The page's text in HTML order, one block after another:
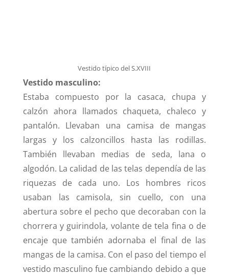
Vestido típico del S.XVIII
Vestido masculino:
Estaba compuesto por la casaca, chupa y
calzón ahora llamados chaqueta, chaleco y
pantalón. Llevaban una camisa de mangas
largas y los calzoncillos hasta las rodillas.
También llevaban medias de seda, lana o
algodón. La calidad de las telas dependía de las
riquezas de cada uno. Los hombres ricos
usaban las camisola, sin cuello, con una
abertura sobre el pecho que decoraban con la
chorrera y guirindola, volante de tela fina o de
encaje que también adornaba el final de las
mangas de la camisa. Con el paso del tiempo el
vestido masculino fue cambiando debido a que